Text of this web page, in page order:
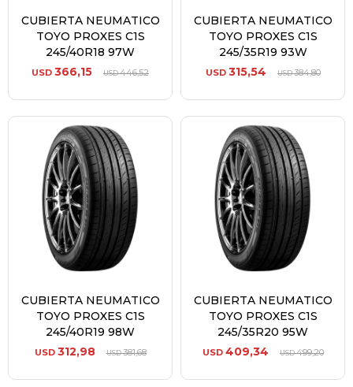
CUBIERTA NEUMATICO
TOYO PROXES C1S
245/40R18 97W
USD 366,15 USD446,52
CUBIERTA NEUMATICO
TOYO PROXES C1S
245/35R19 93W
USD 315,54 USD384,80
CUBIERTA NEUMATICO
TOYO PROXES C1S
245/40R19 98W
USD 312,98 USD381,68
CUBIERTA NEUMATICO
TOYO PROXES C1S
245/35R20 95W
USD 409,34 USD499,20